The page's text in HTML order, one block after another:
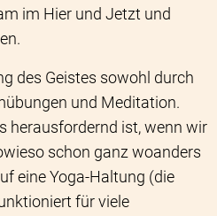
im Hier und Jetzt und
des Geistes sowohl durch
und Meditation.
herausfordernd ist, wenn wir
schon ganz woanders
eine Yoga-Haltung (die
für viele